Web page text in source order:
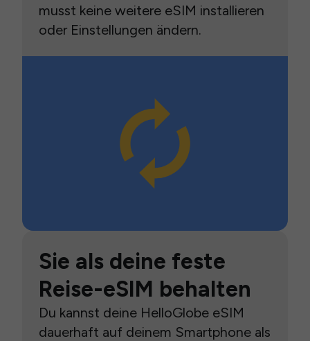
musst keine weitere eSIM installieren
oder Einstellungen ändern.
Sie als deine feste
Reise-eSIM behalten
Du kannst deine HelloGlobe eSIM
dauerhaft auf deinem Smartphone als